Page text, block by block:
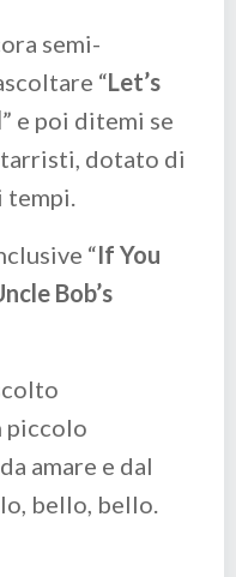
semi-
“Let’s
” e poi ditemi se
dotato di
tempi.
“If You
Bob’s
piccolo
amare e dal
bello, bello.